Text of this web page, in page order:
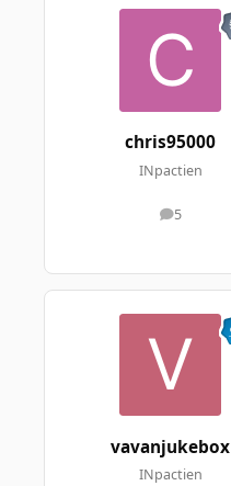
chris95000
INpactien
5
messages
vavanjukebox
INpactien